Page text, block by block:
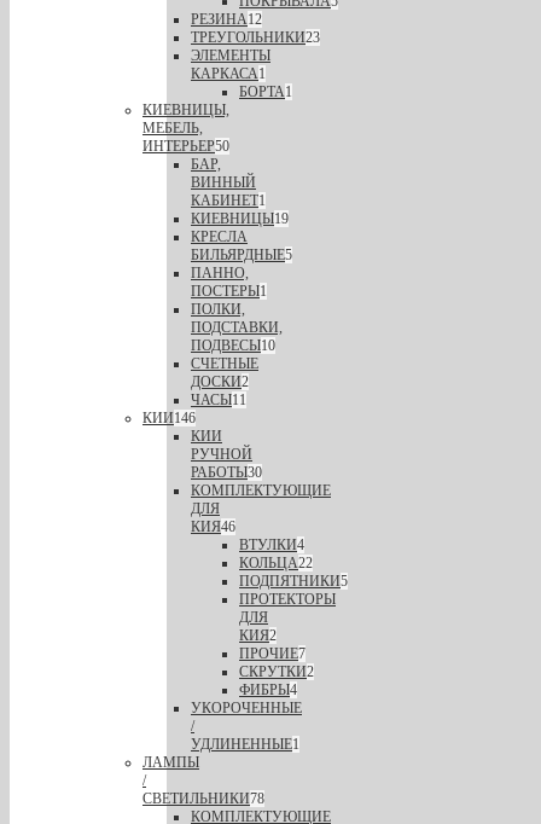
РЕЗИНА12
ТРЕУГОЛЬНИКИ23
ЭЛЕМЕНТЫ
КАРКАСА1
БОРТА1
КИЕВНИЦЫ,
МЕБЕЛЬ,
ИНТЕРЬЕР50
БАР,
ВИННЫЙ
КАБИНЕТ1
КИЕВНИЦЫ19
КРЕСЛА
БИЛЬЯРДНЫЕ5
ПАННО,
ПОСТЕРЫ1
ПОЛКИ,
ПОДСТАВКИ,
ПОДВЕСЫ10
СЧЕТНЫЕ
ДОСКИ2
ЧАСЫ11
КИИ146
КИИ
РУЧНОЙ
РАБОТЫ30
КОМПЛЕКТУЮЩИЕ
ДЛЯ
КИЯ46
ВТУЛКИ4
КОЛЬЦА22
ПОДПЯТНИКИ5
ПРОТЕКТОРЫ
ДЛЯ
КИЯ2
ПРОЧИЕ7
СКРУТКИ2
ФИБРЫ4
УКОРОЧЕННЫЕ
/
УДЛИНЕННЫЕ1
ЛАМПЫ
/
СВЕТИЛЬНИКИ78
КОМПЛЕКТУЮЩИЕ